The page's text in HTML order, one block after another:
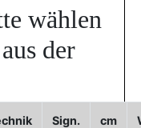
wählen
der
Sign. cm